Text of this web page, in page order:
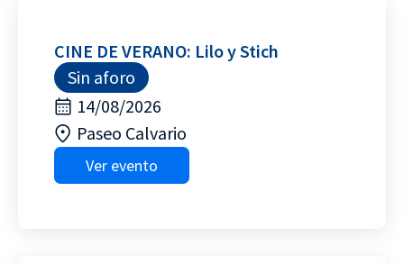
CINE DE VERANO: Lilo y Stich
Sin aforo
14/08/2026
Paseo Calvario
Ver evento